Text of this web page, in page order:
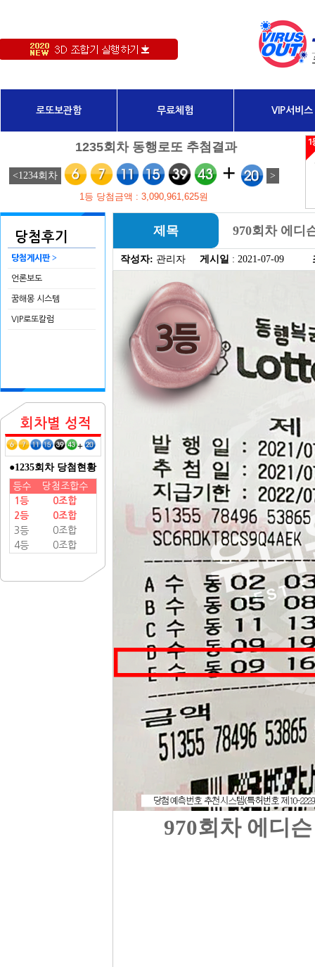
로또보관함 무료체험 VIP서비스
당첨후기
당첨게시판>
언론보도
꿈해몽 시스템
VIP로또칼럼
회차별 성적
+
●1235회차 당첨현황
등수
당첨조합수
1등
0조합
2등
0조합
3등
0조합
4등
0조합
제목 970회차 에디
작성자: 관리자 게시일 : 2021-07-09
970회차 에디